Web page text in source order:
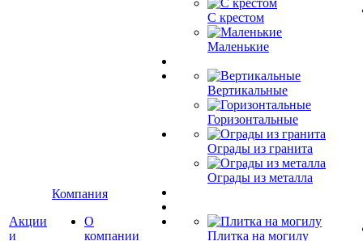
Акции
и
Компания
О
компании
С крестом
Маленькие
Вертикальные
Горизонтальные
Ограды из гранита
Ограды из металла
Плитка на могилу